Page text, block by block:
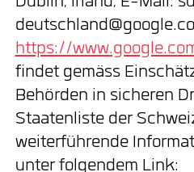
https://
findet gemäss
Behörden in sicheren
Staatenliste der
weiterführende
unter folgendem Link: